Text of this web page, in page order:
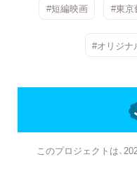
#短編映画 #東京
#オリジナ
このプロジェクトは、